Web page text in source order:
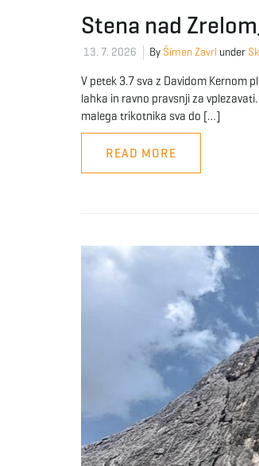
Stena nad
13. 7. 2026 By Šimen Zavrl under
V petek 3.7 sva z Davidom Kernom
lahka in ravno pravsnji za
malega trikotnika sva do […]
READ MORE